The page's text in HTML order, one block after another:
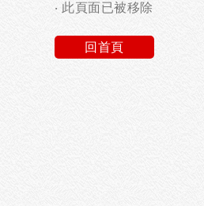
‧ 此頁面已被移除
回首頁